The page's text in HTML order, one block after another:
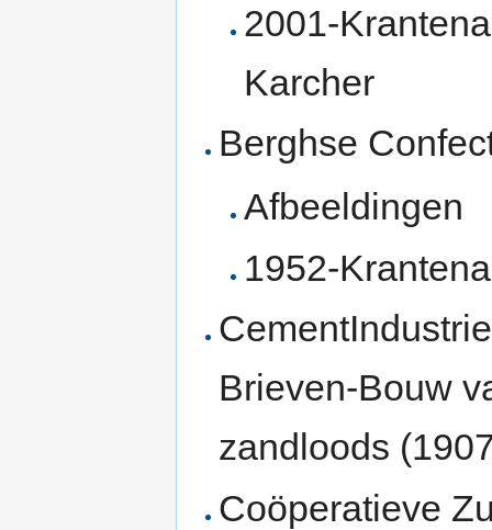
2001-
Karcher
Berghse
Afbeeldingen
1952-
Brieven-Bouw
zandloods
Coöperatieve